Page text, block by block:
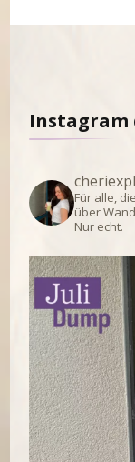
Instagram
Für alle,
über
Nur echt.